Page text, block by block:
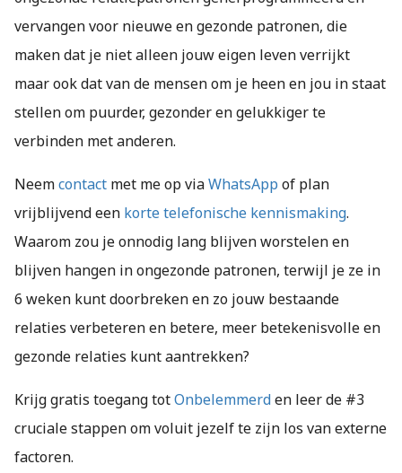
vervangen voor nieuwe en gezonde patronen, die
maken dat je niet alleen jouw eigen leven verrijkt
maar ook dat van de mensen om je heen en jou in staat
stellen om puurder, gezonder en gelukkiger te
verbinden met anderen.
Neemcontact met me op viaWhatsApp of plan
vrijblijvend een korte telefonische kennismaking.
Waarom zou je onnodig lang blijven worstelen en
blijven hangen in ongezonde patronen, terwijl je ze in
6 weken kunt doorbreken en zo jouw bestaande
relaties verbeteren en betere, meer betekenisvolle en
gezonde relaties kunt aantrekken?
Krijg gratis toegang totOnbelemmerden leer de #3
cruciale stappen om voluit jezelf te zijn los van externe
factoren.